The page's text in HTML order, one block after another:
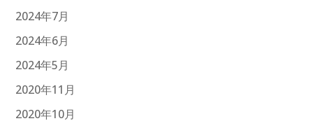
2024年7月
2024年6月
2024年5月
2020年11月
2020年10月